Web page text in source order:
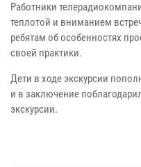
Работники
теплотой и вниманием
ребятам об особенностях
своей практики.
Дети в ходе экскурсии
и в заключение
экскурсии.